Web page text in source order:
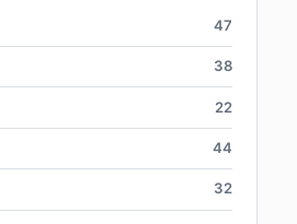
47
38
22
44
32